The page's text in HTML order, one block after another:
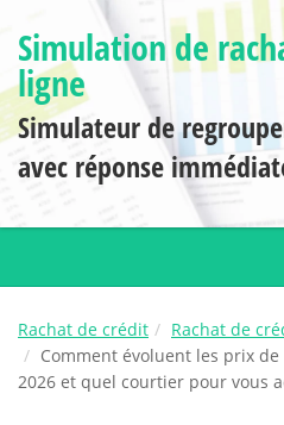
Simulation de
ligne
Simulateur de
avec réponse
Rachat de crédit
Rachat de
Comment évoluent les prix de
2026 et quel courtier pour vous